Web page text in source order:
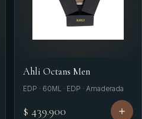
Ahli Octans Men
EDP · 60ML · EDP · Amaderada
$ 439.900